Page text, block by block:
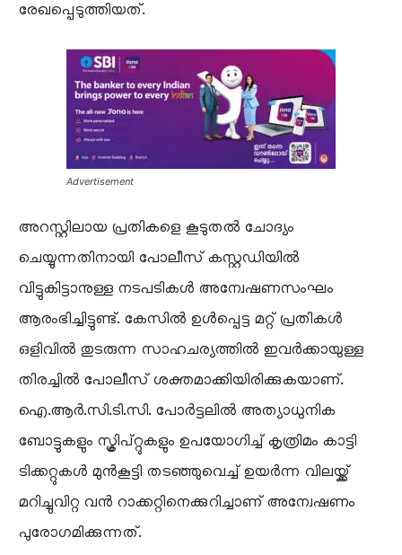
രേഖപ്പെടുത്തിയത്.
Advertisement
അറസ്റ്റിലായ പ്രതികളെ കൂടുതൽ ചോദ്യം
ചെയ്യുന്നതിനായി പോലീസ് കസ്റ്റഡിയിൽ
വിട്ടുകിട്ടാനുള്ള നടപടികൾ അന്വേഷണസംഘം
ആരംഭിച്ചിട്ടുണ്ട്. കേസിൽ ഉൾപ്പെട്ട മറ്റ് പ്രതികൾ
ഒളിവിൽ തുടരുന്ന സാഹചര്യത്തിൽ ഇവർക്കായുള്ള
തിരച്ചിൽ പോലീസ് ശക്തമാക്കിയിരിക്കുകയാണ്.
ഐ.ആർ.സി.ടി.സി. പോർട്ടലിൽ അത്യാധുനിക
ബോട്ടുകളും സ്ക്രിപ്റ്റുകളും ഉപയോഗിച്ച് കൃത്രിമം കാട്ടി
ടിക്കറ്റുകൾ മുൻകൂട്ടി തടഞ്ഞുവെച്ച് ഉയർന്ന വിലയ്ക്ക്
മറിച്ചുവിറ്റ വൻ റാക്കറ്റിനെക്കുറിച്ചാണ് അന്വേഷണം
പുരോഗമിക്കുന്നത്.